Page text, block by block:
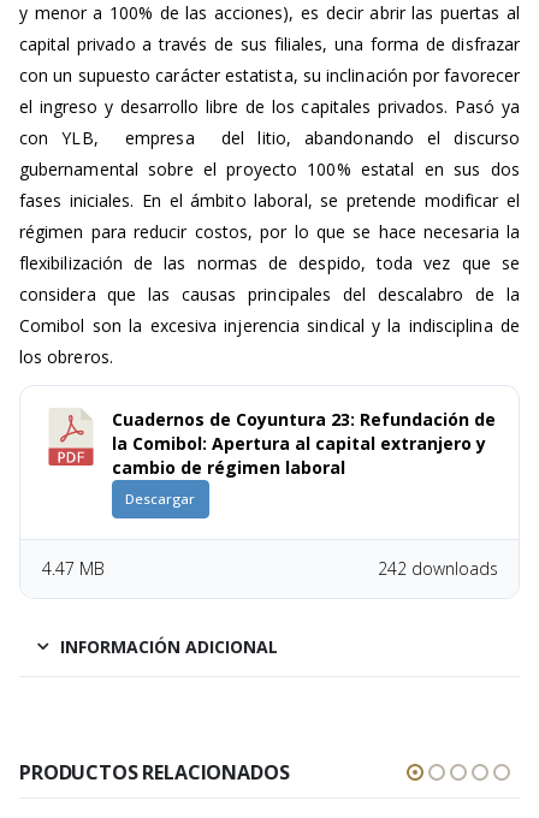
y menor a 100% de las acciones), es decir abrir las puertas al
capital privado a través de sus filiales, una forma de disfrazar
con un supuesto carácter estatista, su inclinación por favorecer
el ingreso y desarrollo libre de los capitales privados. Pasó ya
con YLB, empresa del litio, abandonando el discurso
gubernamental sobre el proyecto 100% estatal en sus dos
fases iniciales. En el ámbito laboral, se pretende modificar el
régimen para reducir costos, por lo que se hace necesaria la
flexibilización de las normas de despido, toda vez que se
considera que las causas principales del descalabro de la
Comibol son la excesiva injerencia sindical y la indisciplina de
los obreros.
Cuadernos de Coyuntura 23: Refundación de
la Comibol: Apertura al capital extranjero y
cambio de régimen laboral
Descargar
242 downloads
4.47 MB
INFORMACIÓN ADICIONAL
PRODUCTOS RELACIONADOS